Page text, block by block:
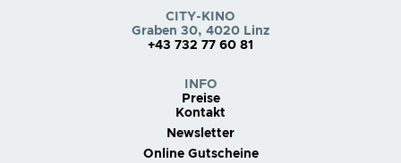
CITY-KINO
Graben 30, 4020 Linz
+43 732 77 60 81
INFO
Preise
Kontakt
Newsletter
Online Gutscheine